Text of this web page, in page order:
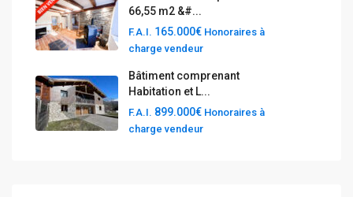
66,55 m2 &#...
F.A.I. 165.000€ Honoraires à
charge vendeur
Bâtiment comprenant
Habitation et L...
F.A.I. 899.000€ Honoraires à
charge vendeur